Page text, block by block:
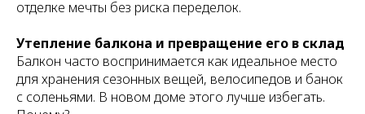
отделке мечты без риска переделок.
Утепление балкона и превращение его в склад
Балкон часто воспринимается как идеальное место
для хранения сезонных вещей, велосипедов и банок
с соленьями. В новом доме этого лучше избегать.